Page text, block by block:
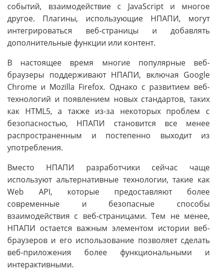
событий, взаимодействие с JavaScript и многое
другое. Плагины, использующие НПАПИ, могут
интегрироваться веб-страницы и добавлять
дополнительные функции или контент.
В настоящее время многие популярные веб-
браузеры поддерживают НПАПИ, включая Google
Chrome и Mozilla Firefox. Однако с развитием веб-
технологий и появлением новых стандартов, таких
как HTML5, а также из-за некоторых проблем с
безопасностью, НПАПИ становится все менее
распространенным и постепенно выходит из
употребления.
Вместо НПАПИ разработчики сейчас чаще
используют альтернативные технологии, такие как
Web API, которые предоставляют более
современные и безопасные способы
взаимодействия с веб-страницами. Тем не менее,
НПАПИ остается важным элементом истории веб-
браузеров и его использование позволяет сделать
веб-приложения более функциональными и
интерактивными.